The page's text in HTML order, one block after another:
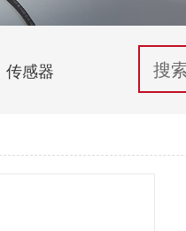
常见问题
技术支持
传感器